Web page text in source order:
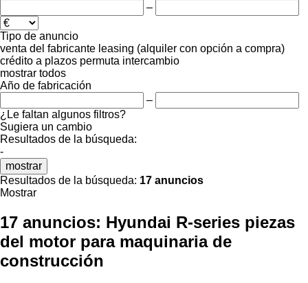
–
Tipo de anuncio
venta del fabricante leasing (alquiler con opción a compra)
crédito a plazos permuta intercambio
mostrar todos
Año de fabricación
–
¿Le faltan algunos filtros?
Sugiera un cambio
Resultados de la búsqueda:
-
mostrar
Resultados de la búsqueda: 17 anuncios
Mostrar
17 anuncios: Hyundai R-series piezas
del motor para maquinaria de
construcción